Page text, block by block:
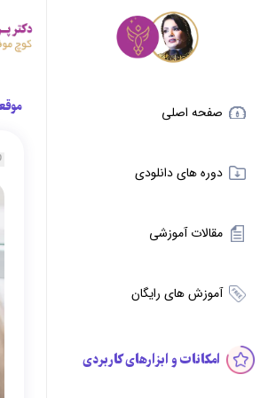
صفحه اصلی
دوره های دانلودی
مقالات آموزشی
آموزش های رایگان
امکانات و ابزارهای کاربردی